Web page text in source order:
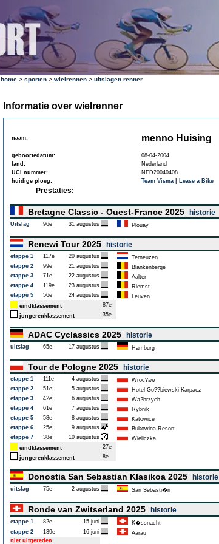
home > sporten > wielrennen > uitslagen renner
Informatie over wielrenner
naam: menno Huising
geboortedatum:
08-04-2004
land:
Nederland
UCI nummer:
NED20040408
huidige ploeg:
Team Visma | Lease a Bike
Prestaties:
Bretagne Classic - Ouest-France 2025 historie
Uitslag 96e 31 augustus Plouay
Renewi Tour 2025 historie
etappe 1 117e 20 augustus Terneuzen
etappe 2
99e 21 augustus Blankenberge
etappe 3
71e 22 augustus Aalter
etappe 4
119e 23 augustus Riemst
etappe 5
56e 24 augustus Leuven
eindklassement
87e
jongerenklassement
35e
ADAC Cyclassics 2025 historie
uitslag 65e 17 augustus Hamburg
Tour de Pologne 2025 historie
etappe 1 111e 4 augustus Wroc?aw
etappe 2
51e 5 augustus Hotel Go??biewski Karpacz
etappe 3
42e 6 augustus Wa?brzych
etappe 4
61e 7 augustus Rybnik
etappe 5
58e 8 augustus Katowice
etappe 6
25e 9 augustus Bukowina Resort
etappe 7
38e 10 augustus Wieliczka
eindklassement
27e
jongerenklassement
8e
Donostia San Sebastian Klasikoa 2025 historie
uitslag 75e 2 augustus San Sebasti�n
Ronde van Zwitserland 2025 historie
etappe 1 82e 15 juni K�ssnacht
etappe 2
139e 16 juni Aarau
niet uitgereden